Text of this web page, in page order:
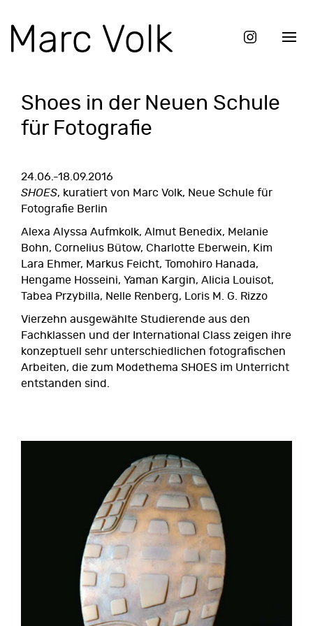
Shoes in der Neuen Schule
für Fotografie
24.06.-18.09.2016
SHOES, kuratiert von Marc Volk, Neue Schule für
Fotografie Berlin
Alexa Alyssa Aufmkolk, Almut Benedix, Melanie
Bohn, Cornelius Bütow, Charlotte Eberwein, Kim
Lara Ehmer, Markus Feicht, Tomohiro Hanada,
Hengame Hosseini, Yaman Kargin, Alicia Louisot,
Tabea Przybilla, Nelle Renberg, Loris M. G. Rizzo
Vierzehn ausgewählte Studierende aus den
Fachklassen und der International Class zeigen ihre
konzeptuell sehr unterschiedlichen fotografischen
Arbeiten, die zum Modethema SHOES im Unterricht
entstanden sind.